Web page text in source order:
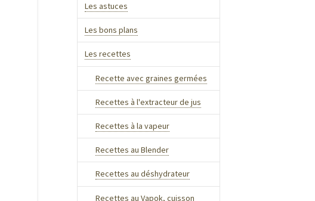
Les astuces
Les bons plans
Les recettes
Recette avec graines germées
Recettes à l'extracteur de jus
Recettes à la vapeur
Recettes au Blender
Recettes au déshydrateur
Recettes au Vapok, cuisson